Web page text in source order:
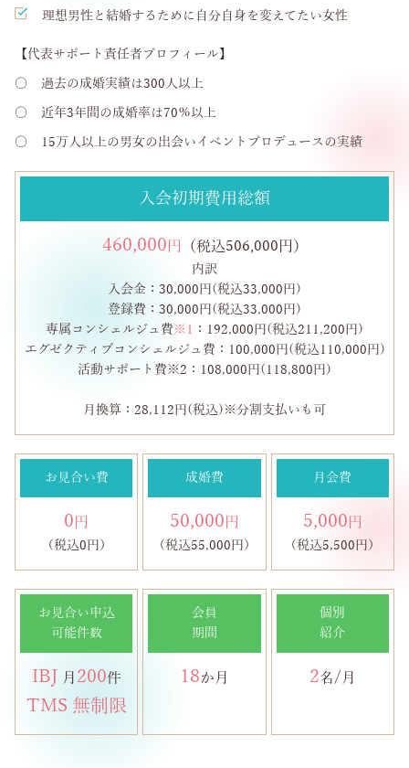
理想男性と結婚するために自分自身を変えてたい女性
【代表サポート責任者プロフィール】
〇 過去の成婚実績は300人以上
〇 近年3年間の成婚率は70％以上
〇 15万人以上の男女の出会いイベントプロデュースの実績
入会初期費用総額
460,000 円 （税込506,000円）
内訳
入会金：30,000円(税込33,000円)
登録費：30,000円(税込33,000円)
専属コンシェルジュ費※1 ：192,000円(税込211,200円)
エグゼクティブコンシェルジュ費：100,000円(税込110,000円)
活動サポート費※2：108,000円(118,800円)
月換算：28,112円(税込)※分割支払いも可
お見合い費
0 円
（税込0円）
成婚費
50,000 円
（税込55,000円）
月会費
5,000 円
（税込5,500円）
お見合い申込
可能件数
IBJ 月 200件
TMS 無制限
会員
期間
18か月
個別
紹介
2名/月